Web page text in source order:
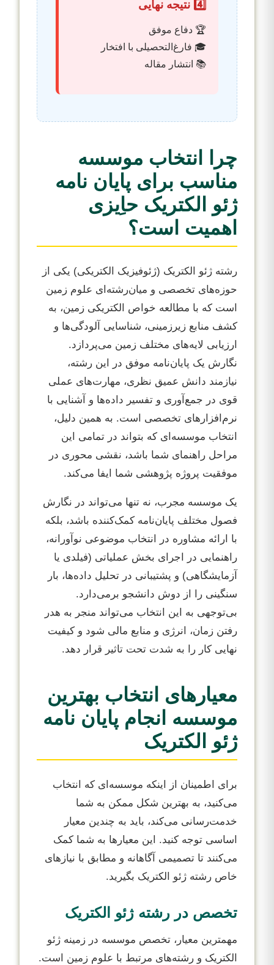
4️⃣ نتیجه نهایی
🏆 دفاع موفق
🎓 فارغ‌التحصیلی با افتخار
📚 انتشار مقاله
چرا انتخاب موسسه
مناسب برای پایان نامه
ژئو الکتریک حاِیزی
اهمیت است؟
رشته ژئو الکتریک (ژئوفیزیک الکتریکی) یکی از
حوزه‌های تخصصی و میان‌رشته‌ای علوم زمین
است که با مطالعه خواص الکتریکی زمین، به
کشف منابع زیرزمینی، شناسایی آلودگی‌ها و
ارزیابی لایه‌های مختلف زمین می‌پردازد.
نگارش یک پایان‌نامه موفق در این رشته،
نیازمند دانش عمیق نظری، مهارت‌های عملی
قوی در جمع‌آوری و تفسیر داده‌ها و آشنایی با
نرم‌افزارهای تخصصی است. به همین دلیل،
انتخاب موسسه‌ای که بتواند در تمامی این
مراحل راهنمای شما باشد، نقشی محوری در
موفقیت پروژه پژوهشی شما ایفا می‌کند.
یک موسسه مجرب، نه تنها می‌تواند در نگارش
فصول مختلف پایان‌نامه کمک‌کننده باشد، بلکه
با ارائه مشاوره در انتخاب موضوعی نوآورانه،
راهنمایی در اجرای بخش عملیاتی (فیلدی یا
آزمایشگاهی) و پشتیبانی در تحلیل داده‌ها، بار
سنگینی را از دوش دانشجو برمی‌دارد.
بی‌توجهی به این انتخاب می‌تواند منجر به هدر
رفتن زمان، انرژی و منابع مالی شود و کیفیت
نهایی کار را به شدت تحت تاثیر قرار دهد.
معیارهای انتخاب بهترین
موسسه انجام پایان نامه
ژئو الکتریک
برای اطمینان از اینکه موسسه‌ای که انتخاب
می‌کنید، به بهترین شکل ممکن به شما
خدمت‌رسانی می‌کند، باید به چندین معیار
اساسی توجه کنید. این معیارها به شما کمک
می‌کنند تا تصمیمی آگاهانه و مطابق با نیازهای
خاص رشته ژئو الکتریک بگیرید.
تخصص در رشته ژئو الکتریک
مهمترین معیار، تخصص موسسه در زمینه ژئو
الکتریک و رشته‌های مرتبط با علوم زمین است.